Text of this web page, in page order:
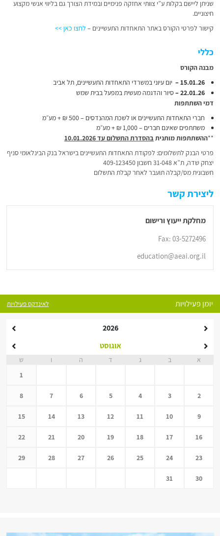
שניתן ליישם בקלות ע”י צוותי אחזקה פנימיים ובמידת הצורך גם בליווי אנשי מקצוע
חיצוניים.
קישור לפרטי הקורס באתר התאחדות התעשיינים – לחצו כאן >>
כללי
מבנה הקורס
15.01.26 –
יום עיוני במשרדי התאחדות התעשיינים, תל אביב
22.01.26 –
סיור והדגמה מעשית במפעל בבית שמש
דמי השתתפות
חברי התאחדות התעשיינים או לשכת המהנדסים – 500 ₪ + מע״מ
משתתפים שאינם חברים – 1,000 ₪ + מע״מ
**ההשתתפות מותניתבהסדרת התשלום עד 10.01.2026
פרטי הבנק לתשלומים: לפקודת התאחדות התעשיינים בישראל בנק הבינלאומי סניף
יצחק שדה, ת”א 31-048 חשבון 409-123450
חשבונית מס/קבלה תועבר לאחר קבלת התשלום
ליצירת קשר
מחלקת ייעוץ ורישום
Fax: 03-5272496
education@aeai.org.il
יומן פעילויות לאינדקס פעילויות
2026
אוגוסט
א ב ג ד ה ו
ש
1
2
3
4
5
6
7
8
9
10
11
12
13
14
15
16
17
18
19
20
21
22
23
24
25
26
27
28
29
30
31